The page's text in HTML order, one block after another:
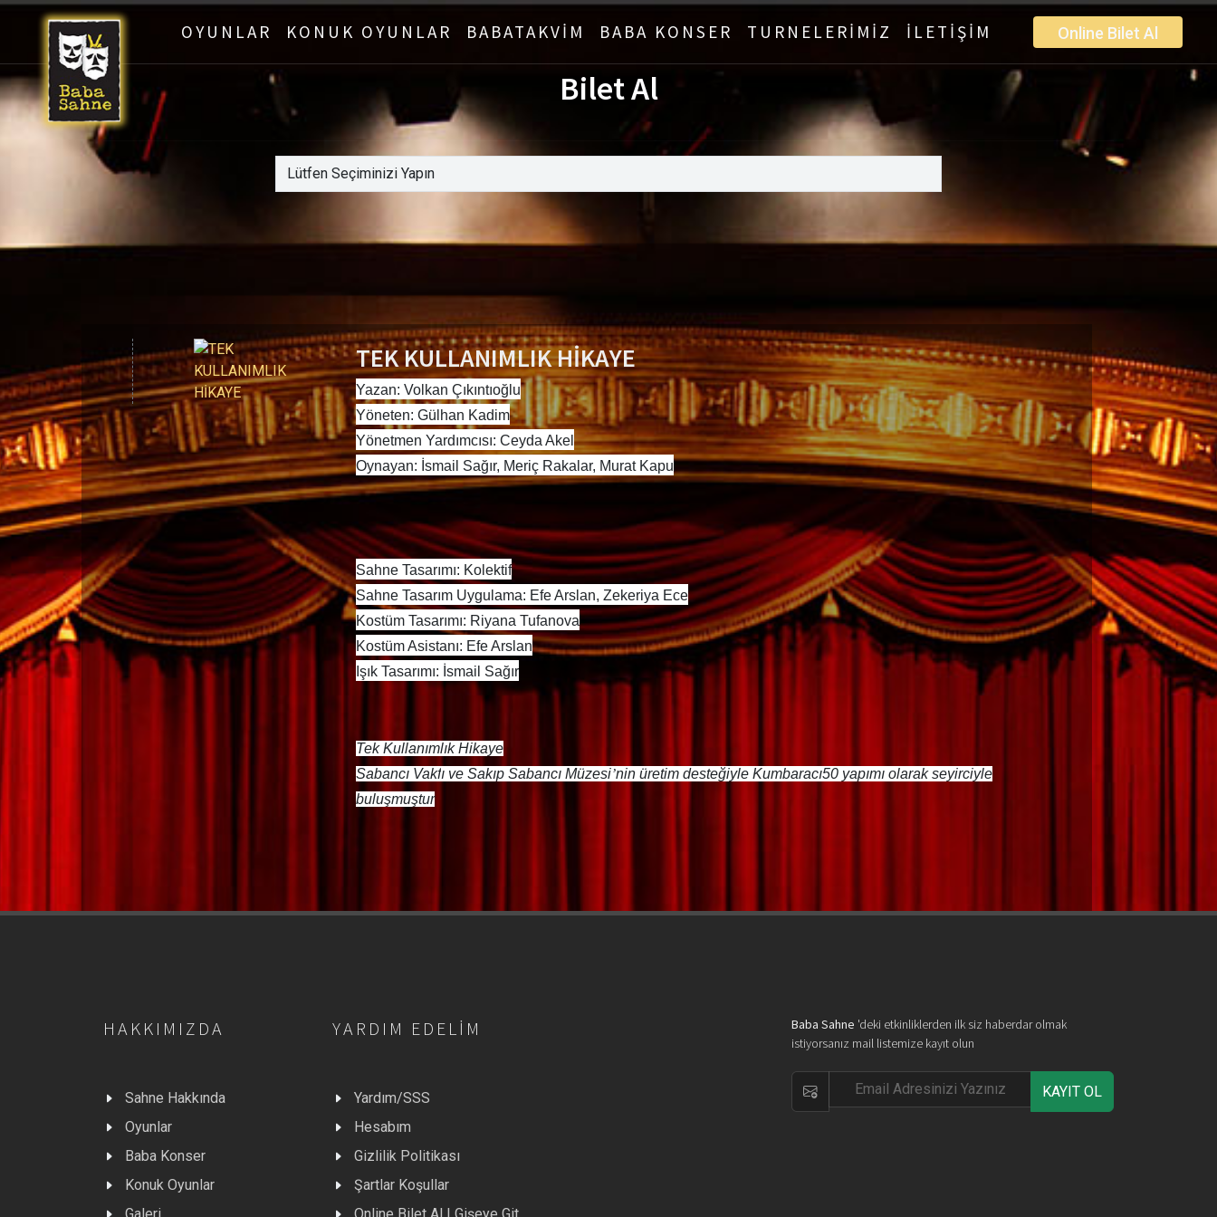
Online Bilet Al
OYUNLAR KONUK OYUNLAR BABATAKVİM BABA KONSER TURNELERİMİZ İLETİŞİM
Bilet Al
TEK KULLANIMLIK HİKAYE
Yazan: Volkan Çıkıntıoğlu
Yöneten: Gülhan Kadim
Yönetmen Yardımcısı: Ceyda Akel
Oynayan: İsmail Sağır, Meriç Rakalar, Murat Kapu
Sahne Tasarımı: Kolektif
Sahne Tasarım Uygulama: Efe Arslan, Zekeriya Ece
Kostüm Tasarımı: Riyana Tufanova
Kostüm Asistanı: Efe Arslan
Işık Tasarımı: İsmail Sağır
Tek Kullanımlık Hikaye
Sabancı Vakfı ve Sakıp Sabancı Müzesi’nin üretim desteğiyle Kumbaracı50 yapımı olarak seyirciyle
buluşmuştur
HAKKIMIZDA
Sahne Hakkında
Oyunlar
Baba Konser
Konuk Oyunlar
YARDIM EDELIM
Yardım/SSS
Hesabım
Gizlilik Politikası
Şartlar Koşullar
Baba Sahne 'deki etkinliklerden ilk siz haberdar olmak
istiyorsanız mail listemize kayıt olun
KAYIT OL